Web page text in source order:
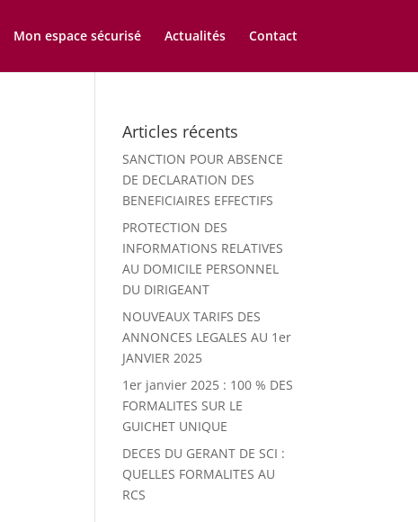
Mon espace sécurisé Actualités Contact
Articles récents
SANCTION POUR ABSENCE
DE DECLARATION DES
BENEFICIAIRES EFFECTIFS
PROTECTION DES
INFORMATIONS RELATIVES
AU DOMICILE PERSONNEL
DU DIRIGEANT
NOUVEAUX TARIFS DES
ANNONCES LEGALES AU 1er
JANVIER 2025
1er janvier 2025 : 100 % DES
FORMALITES SUR LE
GUICHET UNIQUE
DECES DU GERANT DE SCI :
QUELLES FORMALITES AU
RCS